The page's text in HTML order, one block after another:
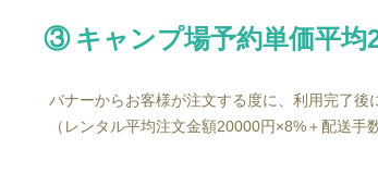
③キャンプ場予約単価平均
バナーからお客様が注文する度に、利用完了後
（レンタル平均注文金額20000円×8%＋配送手